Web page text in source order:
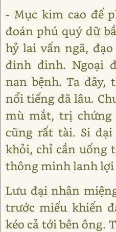
- Mục kim cao đế
đoán phú quý dữ
hỷ lai vấn ngã,
đinh đinh. Ngoại
nan bệnh. Ta đây,
nổi tiếng đã lâu.
mù mắt, trị chứng
cũng rất tài. Si
khỏi, chỉ cần uống
thông minh lanh lợi
Lưu đại nhân
trước miếu khiến
kéo cả tới bên ông.